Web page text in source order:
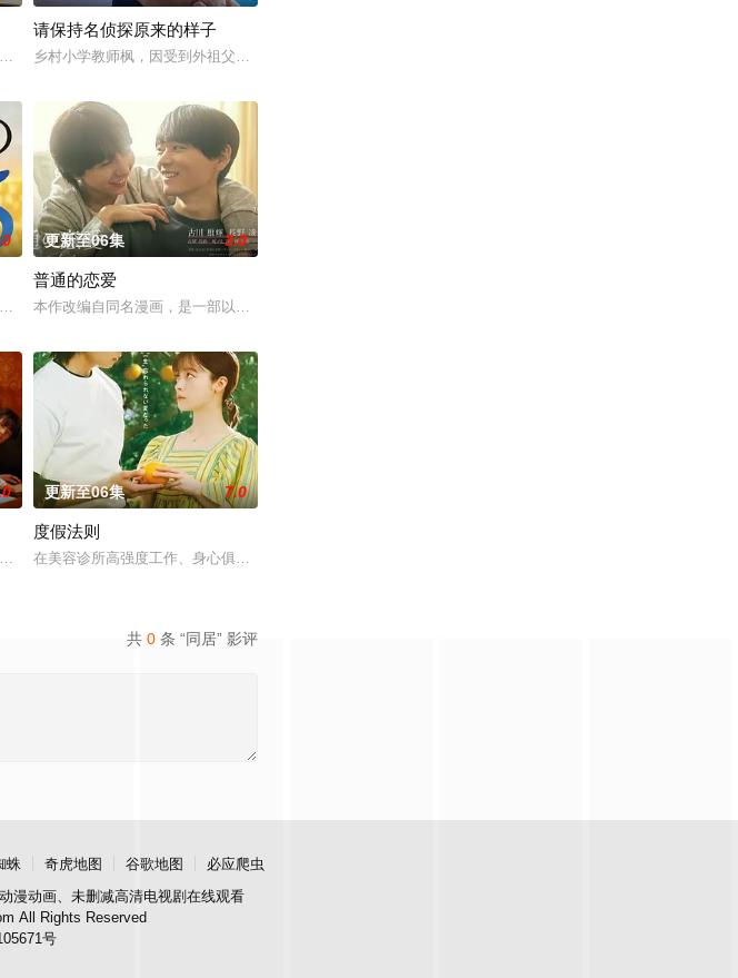
这里是幸福生活的开始，却没料到在公寓里
以“美味”为契机相互吸引的爱情故事。 身为料理讲师的泽田多树，对料理毫无
剧，讲述患有口吃的新人律师，与前辈律师及所长律师一同拾起委托人“无法说出口的声音”，揭开被隐藏的真相。
请保持名侦探原来的样子
乡村小学教师枫，因受到外祖父的影响，自幼便是坚定的推理迷。如今外祖父身患路易体痴呆症，常常能看到
个月“第3个星期五”都有一段完全对不
・野村纮为中心展开。在与妻子冴吵架时，他与搬来隔壁的白石美子相遇，日常生
泽美幸（栗山千明 饰）围绕“如何在一天结束时把酒喝得最美味”这一人生信条，展开的日常奋斗。她将工作以外的
更新至06集 3.0
普通的恋爱
本作改编自同名漫画，是一部以处于上下级关系的文原一良与东庆伊为中心，讲述这两个笨拙之人寻觅属于自
角的高明（濑户饰）。即使面对直也不讲理的
结束。 一对高中情侣努力守护他们的秘密恋情， 在嫉妒、误解和被发现的恐惧中艰难前行。 他们的爱情始于学校
更新至06集 7.0
度假法则
在美容诊所高强度工作、身心俱疲的星野绿（桥本环奈 饰），因诊所突然倒闭而失业。在哥哥的建议下，她
共 0 条 “同居” 影评
蛛 奇虎地图 谷歌地图
必应爬虫
漫动画、未删减高清电视剧在线观看
All Rights Reserved
号